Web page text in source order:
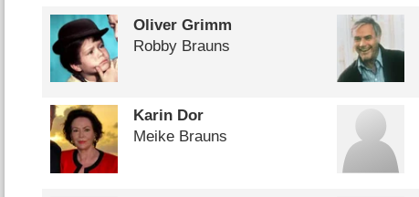
Oliver Grimm
Robby Brauns
Karin Dor
Meike Brauns